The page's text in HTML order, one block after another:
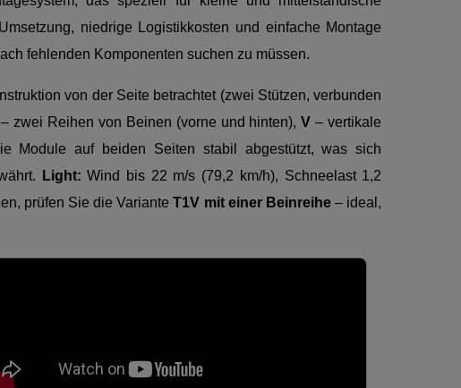
niedrige Logistikkosten und einfache Montage
fehlenden Komponenten suchen zu müssen.
von der Seite betrachtet (zwei Stützen, verbunden
– zwei Reihen von Beinen (vorne und hinten),V – vertikale
Module auf beiden Seiten stabil abgestützt, was sich
Light: Wind bis 22 m/s (79,2 km/h), Schneelast 1,2
prüfen Sie die VarianteT1V mit einer Beinreihe– ideal,